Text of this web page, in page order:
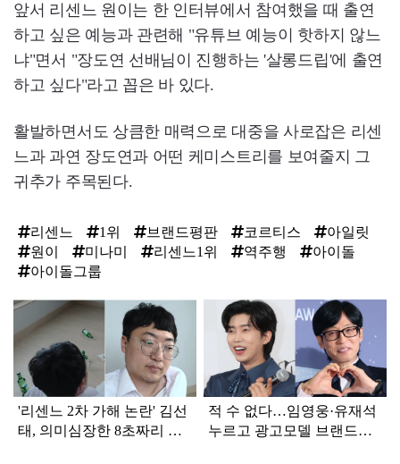
앞서 리센느 원이는 한 인터뷰에서 참여했을 때 출연
하고 싶은 예능과 관련해 "유튜브 예능이 핫하지 않느
냐"면서 "장도연 선배님이 진행하는 '살롱드립'에 출연
하고 싶다"라고 꼽은 바 있다.
활발하면서도 상큼한 매력으로 대중을 사로잡은 리센
느과 과연 장도연과 어떤 케미스트리를 보여줄지 그
귀추가 주목된다.
리센느 1위 브랜드평판 코르티스
아일릿
원이
미나미 리센느1위 역주행
아이돌
아이돌그룹
탑
라
인
'리센느 2차 가해 논란' 김선
태, 의미심장한 8초짜리 근
적 수 없다…임영웅·유재석
누르고 광고모델 브랜드평